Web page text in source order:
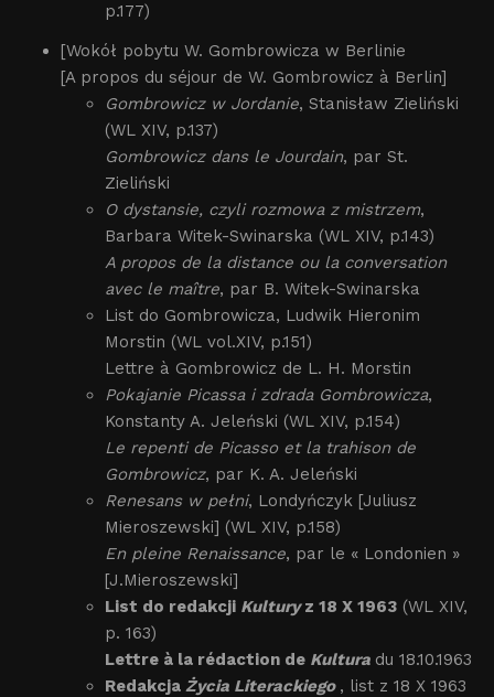
p.177)
[Wokół pobytu W. Gombrowicza w Berlinie
[A propos du séjour de W. Gombrowicz à Berlin]
Gombrowicz w Jordanie, Stanisław Zieliński
(WL XIV, p.137)
Gombrowicz dans le Jourdain, par St.
Zieliński
O dystansie, czyli rozmowa z mistrzem,
Barbara Witek-Swinarska (WL XIV, p.143)
A propos de la distance ou la conversation
avec le maître, par B. Witek-Swinarska
List do Gombrowicza, Ludwik Hieronim
Morstin (WL vol.XIV, p.151)
Lettre à Gombrowicz de L. H. Morstin
Pokajanie Picassa i zdrada Gombrowicza,
Konstanty A. Jeleński (WL XIV, p.154)
Le repenti de Picasso et la trahison de
Gombrowicz, par K. A. Jeleński
Renesans w pełni, Londyńczyk [Juliusz
Mieroszewski] (WL XIV, p.158)
En pleine Renaissance, par le « Londonien »
[J.Mieroszewski]
List do redakcji Kulturyz 18 X 1963 (WL XIV,
p. 163)
Lettre à la rédaction de Kultura du 18.10.1963
Redakcja Życia Literackiego , list z 18 X 1963